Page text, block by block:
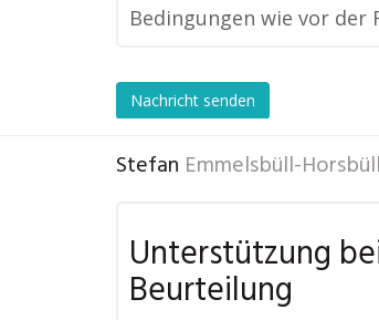
Bedingungen wie vor der
Nachricht senden
Stefan Emmelsbüll-Horsbüll
Unterstützung
Beurteilung